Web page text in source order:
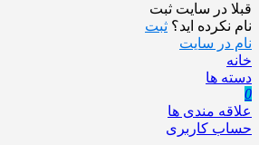
قبلا در سایت ثبت
نام نکرده اید؟ ثبت
نام در سایت
خانه
دسته ها
0
علاقه مندی ها
حساب کاربری